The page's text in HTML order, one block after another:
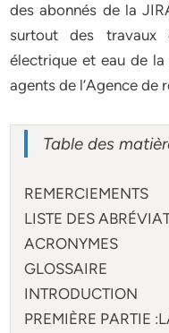
des abonnés de la
surtout des travaux
électrique et eau de
agents de l’Agence de
Table des
REMERCIEMENTS
LISTE DES
ACRONYMES
GLOSSAIRE
INTRODUCTION
PREMIÈRE PARTIE